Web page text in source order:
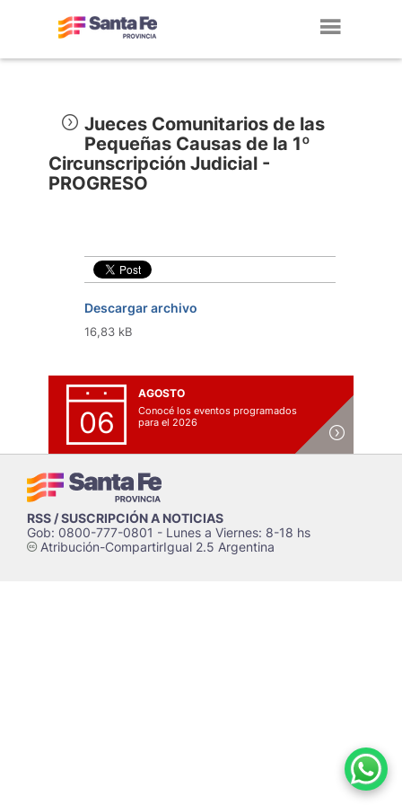
Jueces Comunitarios de las
Pequeñas Causas de la 1º
Circunscripción Judicial -
PROGRESO
Descargar archivo
16,83 kB
06
AGOSTO
Conocé los eventos programados
para el 2026
RSS / SUSCRIPCIÓN A NOTICIAS
Gob: 0800-777-0801 - Lunes a Viernes: 8-18 hs
cAtribución-CompartirIgual 2.5 Argentina